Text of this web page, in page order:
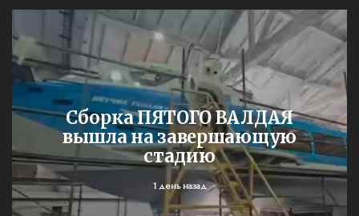
Сборка ПЯТОГО ВАЛДАЯ
вышла на завершающую
стадию
1 день назад